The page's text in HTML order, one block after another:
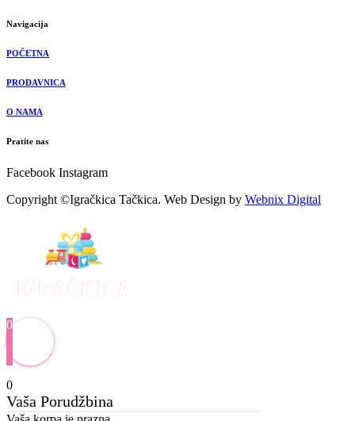
Navigacija
POČETNA
PRODAVNICA
O NAMA
Pratite nas
Facebook Instagram
Copyright ©Igračkica Tačkica. Web Design by Webnix Digital
0
0
Vaša Porudžbina